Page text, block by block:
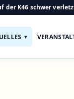
der K46 schwer